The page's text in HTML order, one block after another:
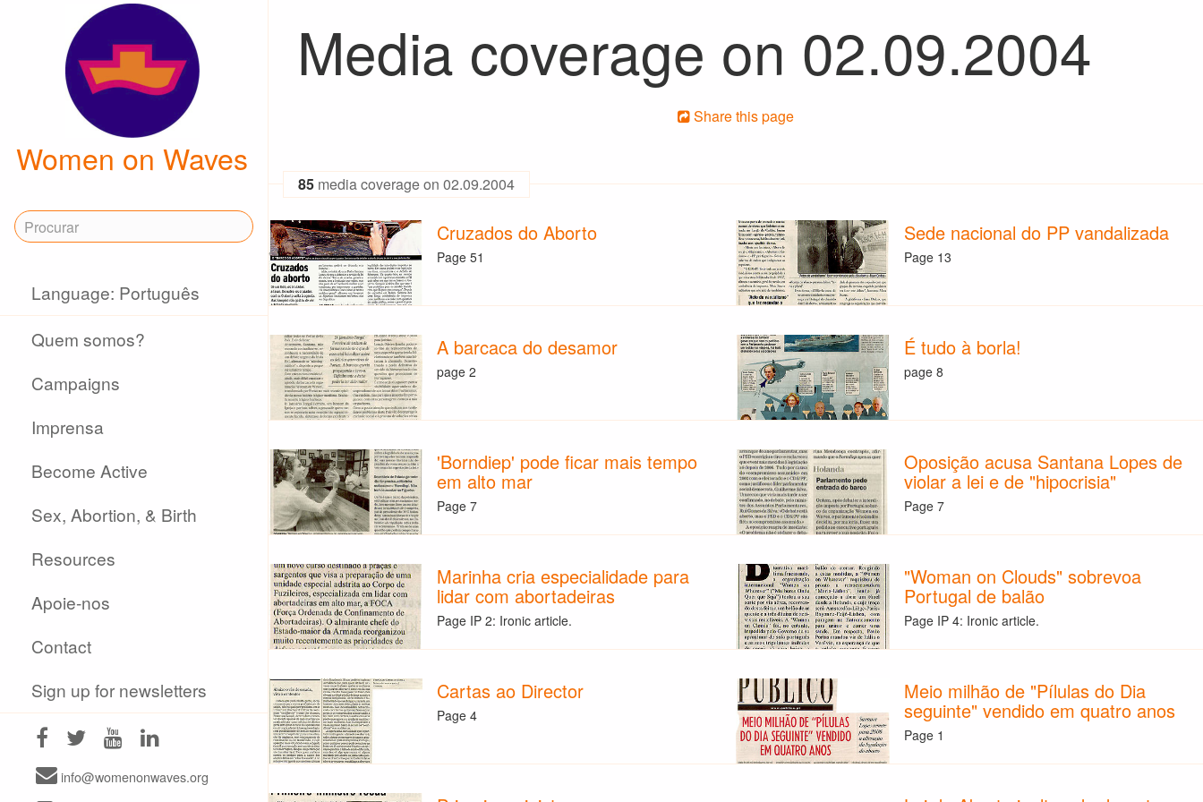
Women on Waves
Language: Português
Quem somos?
Campaigns
Imprensa
Become Active
Sex, Abortion, & Birth
Resources
Apoie-nos
Contact
Sign up for newsletters
info@womenonwaves.org
Media coverage on 02.09.2004
Share this page
85 media coverage on 02.09.2004
Cruzados do Aborto
Page 51
Sede nacional do PP vandalizada
Page 13
A barcaca do desamor
page 2
É tudo à borla!
page 8
'Borndiep' pode ficar mais tempo
em alto mar
Page 7
Oposição acusa Santana Lopes de
violar a lei e de "hipocrisia"
Page 7
Marinha cria especialidade para
lidar com abortadeiras
Page IP 2: Ironic article.
"Woman on Clouds" sobrevoa
Portugal de balão
Page IP 4: Ironic article.
Cartas ao Director
Page 4
Meio milhão de "Pílulas do Dia
seguinte" vendido em quatro anos
Page 1